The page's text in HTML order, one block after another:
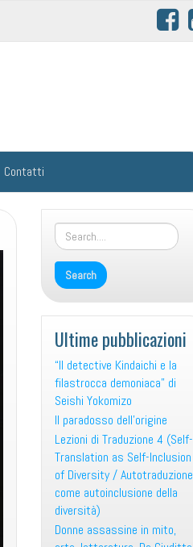
Contatti
Ultime pubblicazioni
“Il detective Kindaichi e la
filastrocca demoniaca” di
Seishi Yokomizo
Il paradosso dell’origine
Lezioni di Traduzione 4 (Self-
Translation as Self-Inclusion
of Diversity / Autotraduzione
come autoinclusione della
diversità)
Donne assassine in mito,